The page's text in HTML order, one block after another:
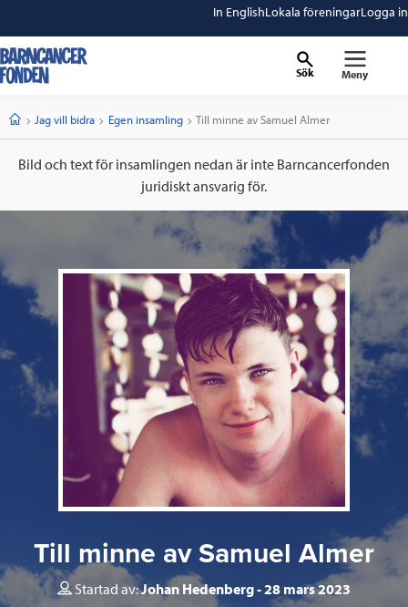
In EnglishLokala föreningarLogga in
Sök Meny
StartJag vill bidra Egen insamling Current:
Till minne av Samuel Almer
Bild och text för insamlingen nedan är inte Barncancerfonden
juridiskt ansvarig för.
Till minne av Samuel Almer
Startad av:Johan Hedenberg 28 mars 2023